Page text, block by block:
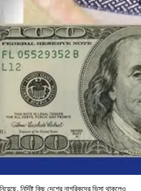
নির্দিষ্ট কিছু দেশের নাগরিকদের ভিসা থাকলেও